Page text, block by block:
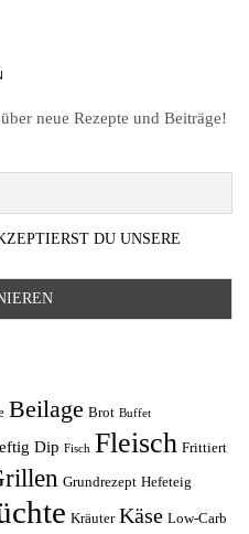
neue Rezepte und Beiträge!
DU UNSERE
Beilage Brot Buffet
Dip Fisch Fleisch Frittiert
Grundrezept Hefeteig
Kräuter Käse Low-Carb